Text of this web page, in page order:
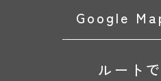
Google
ルート